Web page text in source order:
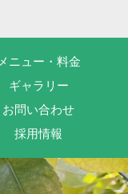
メニュー・料金
ギャラリー
お問い合わせ
採用情報